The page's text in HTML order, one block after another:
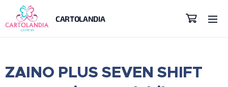
CARTOLANDIA
ZAINO PLUS SEVEN SHIFT